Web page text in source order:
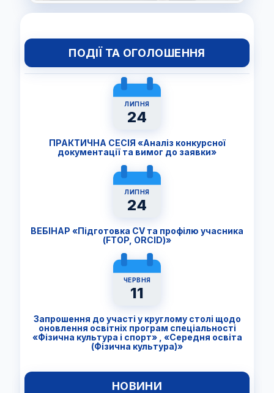
ПОДІЇ ТА ОГОЛОШЕННЯ
ЛИПНЯ
24
ПРАКТИЧНА СЕСІЯ «Аналіз конкурсної
документації та вимог до заявки»
ЛИПНЯ
24
ВЕБІНАР «Підготовка CV та профілю учасника
(FTОP, ORCID)»
ЧЕРВНЯ
11
Запрошення до участі у круглому столі щодо
оновлення освітніх програм спеціальності
«Фізична культура і спорт» , «Середня освіта
(Фізична культура)»
НОВИНИ